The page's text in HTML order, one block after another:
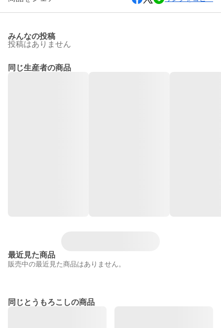
みんなの投稿
投稿はありません
同じ生産者の商品
最近見た商品
販売中の最近見た商品はありません。
同じとうもろこしの商品